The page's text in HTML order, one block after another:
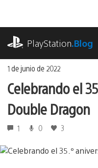
contenido
PlayStation.Blog
1 de junio de 2022
Celebrando el
Double Dragon
1 0 3